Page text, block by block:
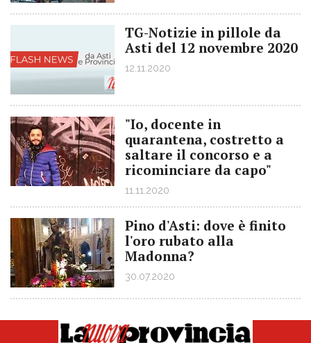
TG-Notizie in pillole da
Asti del 12 novembre 2020
12.11.2020
"Io, docente in
quarantena, costretto a
saltare il concorso e a
ricominciare da capo"
11.11.2020
Pino d'Asti: dove è finito
l'oro rubato alla
Madonna?
30.07.2020